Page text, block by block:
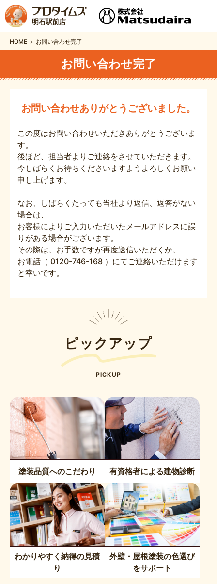
明石駅前店
HOME ＞ お問い合わせ完了
お問い合わせ完了
お問い合わせありがとうございました。
この度はお問い合わせいただきありがとうございま
す。
後ほど、担当者よりご連絡をさせていただきます。
今しばらくお待ちくださいますようよろしくお願い
申し上げます。
なお、しばらくたっても当社より返信、返答がない
場合は、
お客様によりご入力いただいたメールアドレスに誤
りがある場合がございます。
その際は、お手数ですが再度送信いただくか、
お電話（ 0120-746-168 ）にてご連絡いただけます
と幸いです。
ピックアップ
PICKUP
塗装品質へのこだわり 有資格者による建物診断
わかりやすく納得の見積
り
外壁・屋根塗装の色選び
をサポート